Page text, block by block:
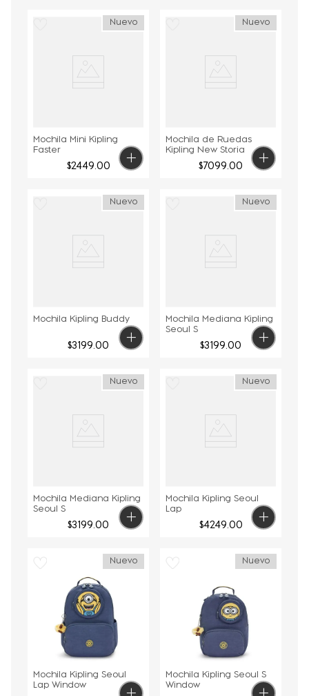
Nuevo
Mochila Mini Kipling
Faster
$2449.00
Nuevo
Mochila de Ruedas
Kipling New Storia
$7099.00
Nuevo
Mochila Kipling Buddy
$3199.00
Nuevo
Mochila Mediana Kipling
Seoul S
$3199.00
Nuevo
Mochila Mediana Kipling
Seoul S
$3199.00
Nuevo
Mochila Kipling Seoul
Lap
$4249.00
Nuevo
Mochila Kipling Seoul
Lap Window
Nuevo
Mochila Kipling Seoul S
Window